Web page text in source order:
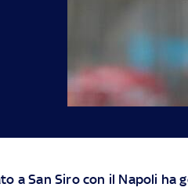
a San Siro con il Napoli ha